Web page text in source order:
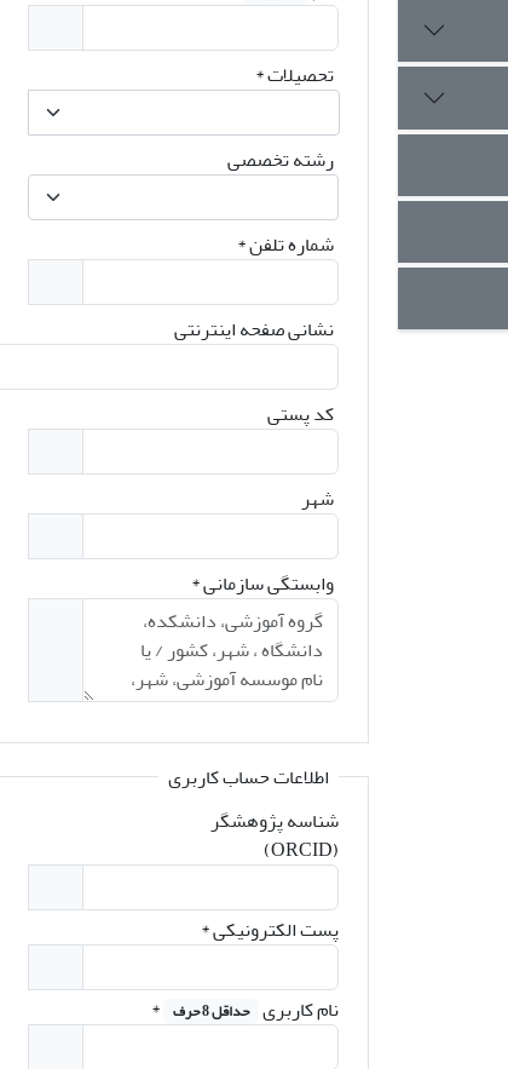
تحصیلات*
رشته تخصصی
شماره تلفن*
نشانی صفحه اینترنتی
کد پستی
شهر
وابستگی سازمانی*
اطلاعات حساب کاربری
شناسه پژوهشگر
(ORCID)
پست الکترونیکی*
نام کاربری حداقل 8 حرف *